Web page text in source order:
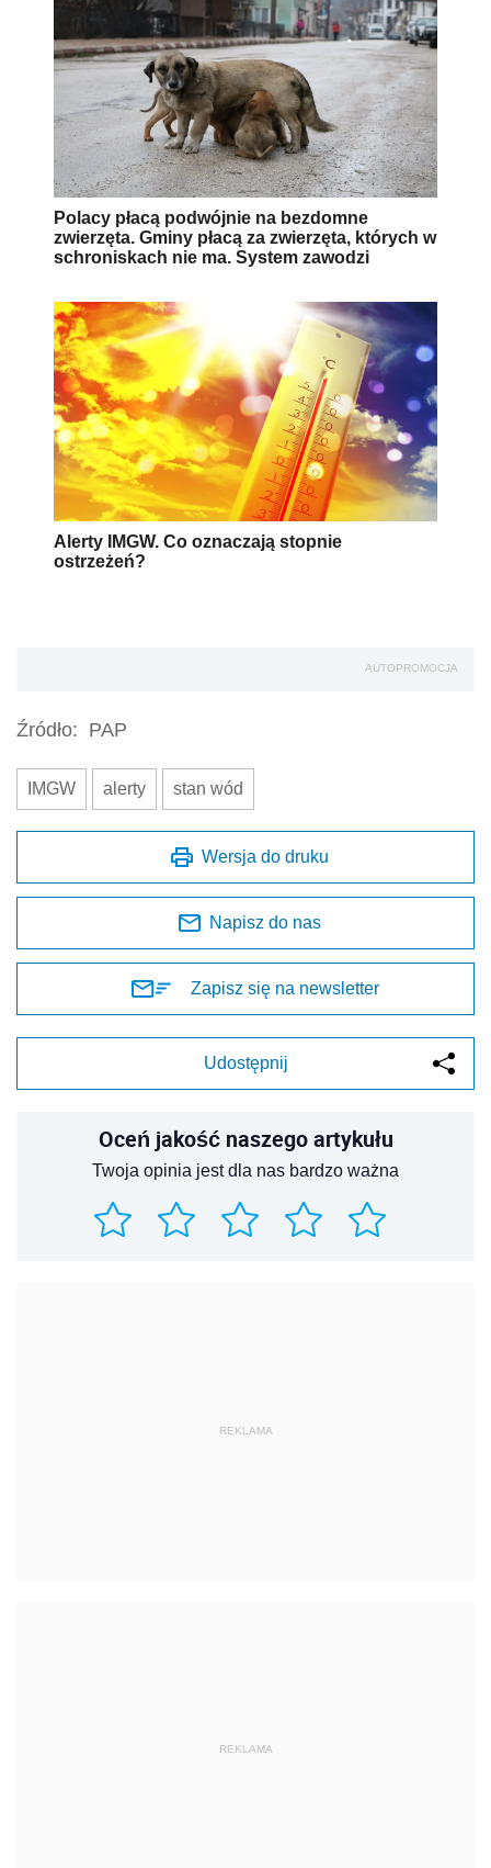
Polacy płacą podwójnie na bezdomne
zwierzęta. Gminy płacą za zwierzęta, których w
schroniskach nie ma. System zawodzi
Alerty IMGW. Co oznaczają stopnie
ostrzeżeń?
AUTOPROMOCJA
Źródło: PAP
IMGW alerty stan wód
Wersja do druku
Napisz do nas
Zapisz się na newsletter
Udostępnij
Oceń jakość naszego artykułu
Twoja opinia jest dla nas bardzo ważna
REKLAMA
REKLAMA